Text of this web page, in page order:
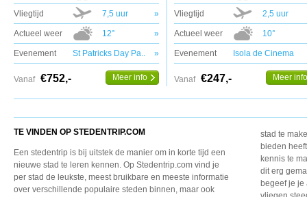
Vliegtijd 7,5 uur »
Actueel weer 12° »
Evenement St Patricks Day Pa.. »
Vanaf €752,- Meer info
Vliegtijd 2,5 uur
Actueel weer 10°
Evenement Isola de Cinema
Vanaf €247,- Meer info
TE VINDEN OP STEDENTRIP.COM
Een stedentrip is bij uitstek de manier om in korte tijd een
nieuwe stad te leren kennen. Op Stedentrip.com vind je
per stad de leukste, meest bruikbare en meeste informatie
over verschillende populaire steden binnen, maar ook
stad te
bieden
kennis te
dit erg
begeef je je